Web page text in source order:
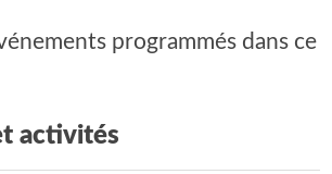
programmés dans ce
activités